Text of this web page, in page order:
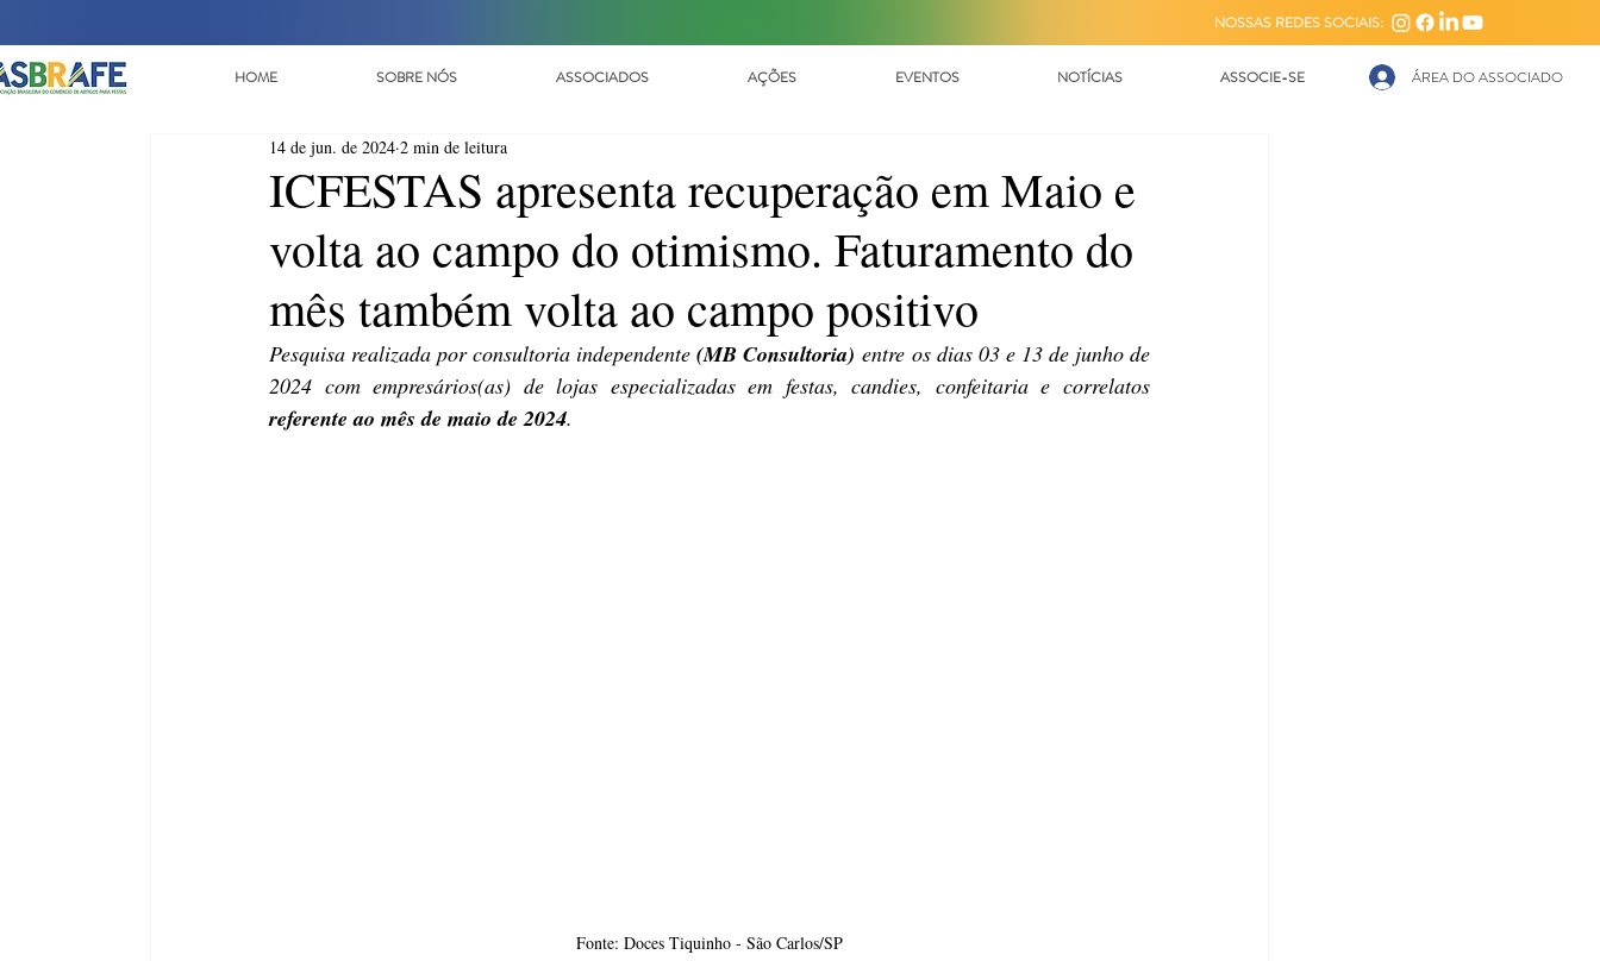
NOSSAS REDES SOCIAIS:
HOME SOBRE NÓS ASSOCIADOS AÇÕES EVENTOS NOTÍCIAS ASSOCIE-SE ÁREA DO ASSOCIADO
ICFESTAS apresenta recuperação em Maio e
volta ao campo do otimismo. Faturamento do
mês também volta ao campo positivo
14 de jun. de 2024 2 min de leitura
Pesquisa realizada por consultoria independente (MB Consultoria) entre os dias 03 e 13 de junho de
referente ao mês de maio de 2024.
Fonte: Doces Tiquinho - São Carlos/SP